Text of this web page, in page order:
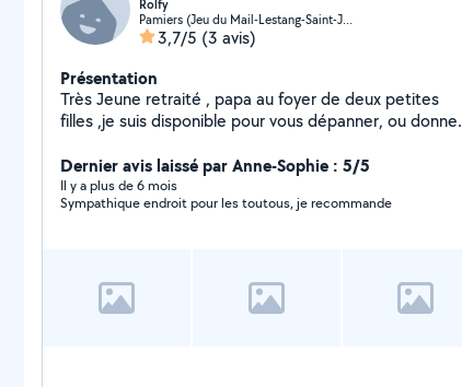
Rolfy
Pamiers (Jeu du Mail-Lestang-Saint-Jean)
3,7/5 (3 avis)
Présentation
Très Jeune retraité , papa au foyer de deux petites
filles ,je suis disponible pour vous dépanner, ou donner
rigoureux je sais m'adapter et j'aime le travail bien fait .
N'hésitez pas à me contacter
Dernier avis laissé par Anne-Sophie : 5/5
Il y a plus de 6 mois
Sympathique endroit pour les toutous, je recommande